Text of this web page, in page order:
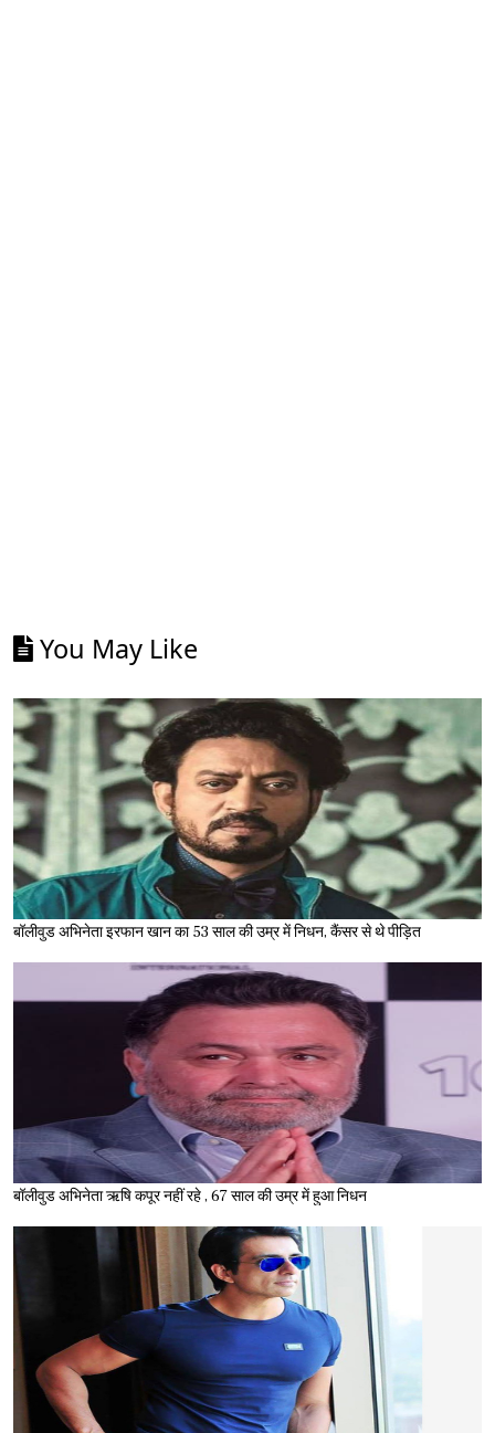
You May Like
बॉलीवुड अभिनेता इरफान खान का 53 साल की उम्र में निधन, कैंसर से थे पीड़ित
बॉलीवुड अभिनेता ऋषि कपूर नहीं रहे , 67 साल की उम्र में हुआ निधन